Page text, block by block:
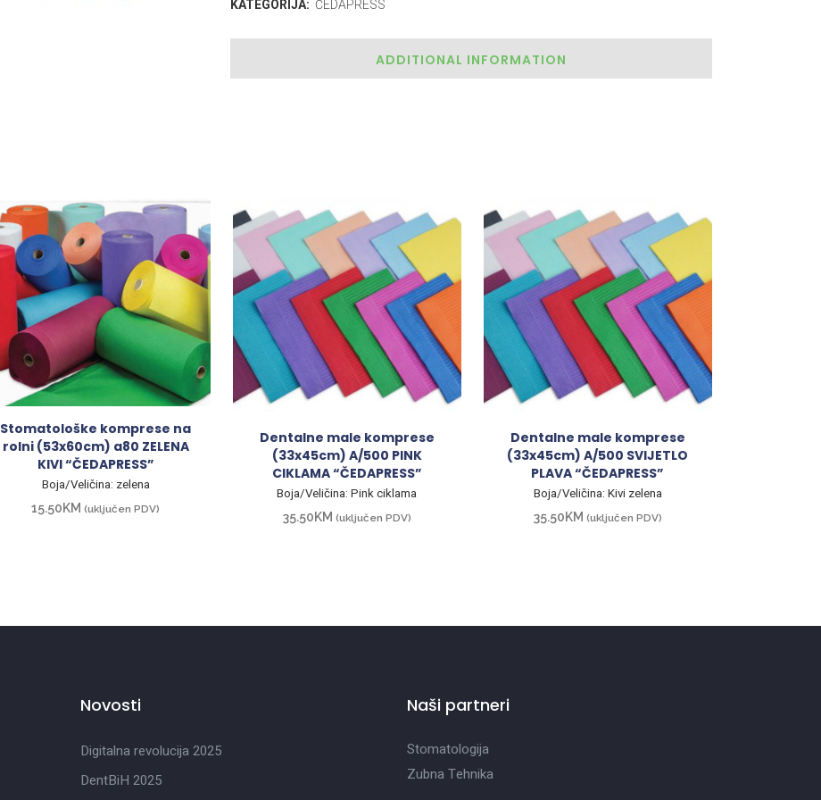
KATEGORIJA: ČEDAPRESS
ADDITIONAL INFORMATION
Stomatološke komprese na
rolni (53x60cm) a80 ZELENA
KIVI “ČEDAPRESS”
Boja/Veličina: zelena
15.50KM (uključen PDV)
Dentalne male komprese
(33x45cm) A/500 PINK
CIKLAMA “ČEDAPRESS”
Boja/Veličina: Pink ciklama
35.50KM (uključen PDV)
Dentalne male komprese
(33x45cm) A/500 SVIJETLO
PLAVA “ČEDAPRESS”
Boja/Veličina: Kivi zelena
35.50KM (uključen PDV)
Novosti
Digitalna revolucija 2025
DentBiH 2025
Naši partneri
Stomatologija
Zubna Tehnika